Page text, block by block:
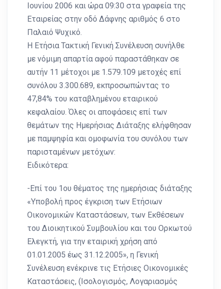
Ιουνίου 2006 και ώρα 09:30 στα γραφεία της
Εταιρείας στην οδό Δάφνης αριθμός 6 στο
Παλαιό Ψυχικό.
Η Ετήσια Τακτική Γενική Συνέλευση συνήλθε
με νόμιμη απαρτία αφού παραστάθηκαν σε
αυτήν 11 μέτοχοι με 1.579.109 μετοχές επί
συνόλου 3.300.689, εκπροσωπώντας το
47,84% του καταβλημένου εταιρικού
κεφαλαίου. Όλες οι αποφάσεις επί των
θεμάτων της Ημερήσιας Διάταξης ελήφθησαν
με παμψηφία και ομοφωνία του συνόλου των
παρισταμένων μετόχων:
Ειδικότερα:
-Επί του 1ου θέματος της ημερήσιας διάταξης
«Υποβολή προς έγκριση των Ετήσιων
Οικονομικών Καταστάσεων, των Εκθέσεων
του Διοικητικού Συμβουλίου και του Ορκωτού
Ελεγκτή, για την εταιρική χρήση από
01.01.2005 έως 31.12.2005», η Γενική
Συνέλευση ενέκρινε τις Ετήσιες Οικονομικές
Καταστάσεις, (Ισολογισμός, Λογαριασμός